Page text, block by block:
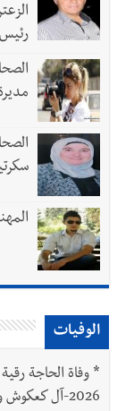
شُيّعوا في ‫غزة‬ بعد أن بقوا تحت الأنقاض منذ عام 2023: أيُعقل
رئيس
الوفيات
*
2026-آل كعكوش وحمودة